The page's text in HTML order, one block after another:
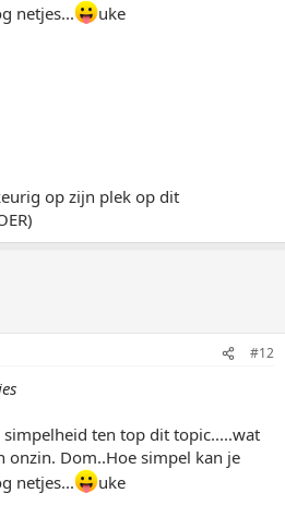
netjes...
uke
op zijn plek op dit
#12
ten top dit topic.....wat
onzin. Dom..Hoe simpel kan je
netjes...
uke